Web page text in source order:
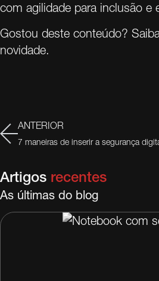
com agilidade para inclusão e
Gostou deste conteúdo?
novidade.
ANTERIOR
7 maneiras de inserir a segurança
Artigos recentes
As últimas do blog